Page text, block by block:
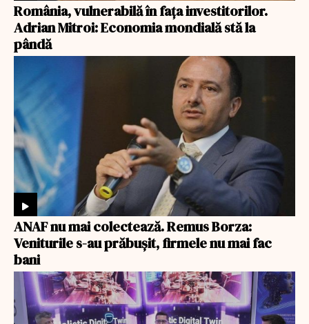
România, vulnerabilă în fața investitorilor.
Adrian Mitroi: Economia mondială stă la
pândă
ANAF nu mai colectează. Remus Borza:
Veniturile s-au prăbușit, firmele nu mai fac
bani